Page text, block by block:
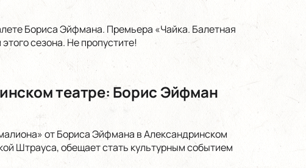
Бориса Эйфмана. Премьера «Чайка. Балетная
сезона. Не пропустите!
театре: Борис Эйфман
от Бориса Эйфмана в Александринском
Штрауса, обещает стать культурным событием